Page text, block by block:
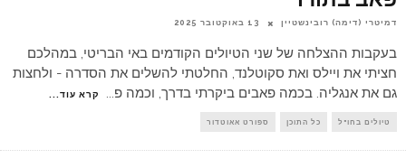
דמיטרי (דימה) רובינשטיין 13 באוקטובר 2025
בעקבות ההצלחה של שני הטיולים הקודמים באי הבריטי, במהלכם
חציתי את ויילס ואת סקוטלנד, החלטתי להשלים את הסדרה - ולחצות
גם את אנגליה. בכמה פאבים ביקרתי בדרך, וכמה פ... קרא עוד...
טיולים בחו"ל כל התוכן ספורט אאוטדור